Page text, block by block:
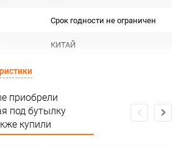
Срок годности не ограничен
КИТАЙ
Подлежит декларации о
соответствии ЕАС
приобрели
под бутылку
купили